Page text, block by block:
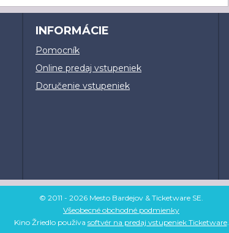
INFORMÁCIE
Pomocník
Online predaj vstupeniek
Doručenie vstupeniek
© 2011 - 2026 Mesto Bardejov & Ticketware SE.
Všeobecné obchodné podmienky
Kino Žriedlo používa softvér na predaj vstupeniek Ticketware.